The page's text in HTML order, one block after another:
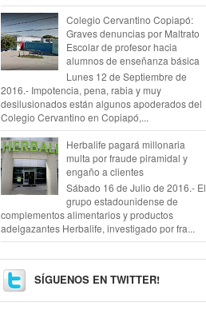
Colegio Cervantino Copiapó:
Graves denuncias por Maltrato
Escolar de profesor hacia
alumnos de enseñanza básica
Lunes 12 de Septiembre de
2016.- Impotencia, pena, rabia y muy
desilusionados están algunos apoderados del
Colegio Cervantino en Copiapó,...
Herbalife pagará millonaria
multa por fraude piramidal y
engaño a clientes
Sábado 16 de Julio de 2016.- El
grupo estadounidense de
complementos alimentarios y productos
adelgazantes Herbalife, investigado por fra...
SÍGUENOS EN TWITTER!